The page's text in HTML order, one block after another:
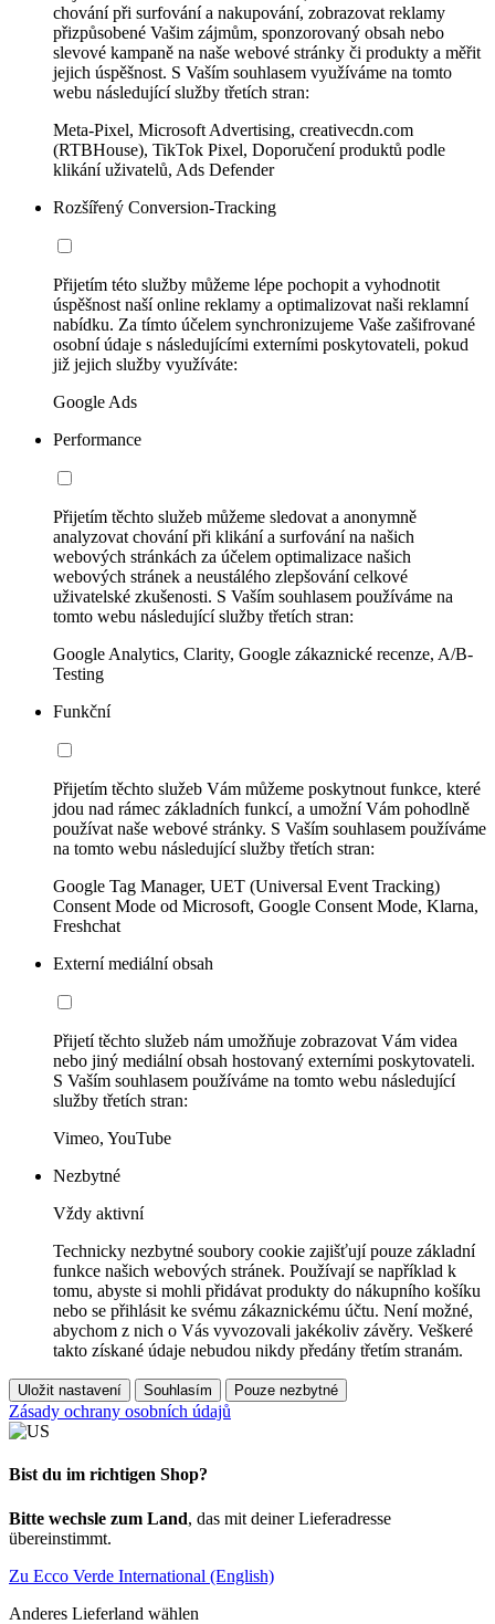
chování při surfování a nakupování, zobrazovat reklamy
přizpůsobené Vašim zájmům, sponzorovaný obsah nebo
slevové kampaně na naše webové stránky či produkty a měřit
jejich úspěšnost. S Vaším souhlasem využíváme na tomto
webu následující služby třetích stran:
Meta-Pixel, Microsoft Advertising, creativecdn.com
(RTBHouse), TikTok Pixel, Doporučení produktů podle
klikání uživatelů, Ads Defender
Rozšířený Conversion-Tracking
Přijetím této služby můžeme lépe pochopit a vyhodnotit
úspěšnost naší online reklamy a optimalizovat naši reklamní
nabídku. Za tímto účelem synchronizujeme Vaše zašifrované
osobní údaje s následujícími externími poskytovateli, pokud
již jejich služby využíváte:
Google Ads
Performance
Přijetím těchto služeb můžeme sledovat a anonymně
analyzovat chování při klikání a surfování na našich
webových stránkách za účelem optimalizace našich
webových stránek a neustálého zlepšování celkové
uživatelské zkušenosti. S Vaším souhlasem používáme na
tomto webu následující služby třetích stran:
Google Analytics, Clarity, Google zákaznické recenze, A/B-
Testing
Funkční
Přijetím těchto služeb Vám můžeme poskytnout funkce, které
jdou nad rámec základních funkcí, a umožní Vám pohodlně
používat naše webové stránky. S Vaším souhlasem používáme
na tomto webu následující služby třetích stran:
Google Tag Manager, UET (Universal Event Tracking)
Consent Mode od Microsoft, Google Consent Mode, Klarna,
Freshchat
Externí mediální obsah
Přijetí těchto služeb nám umožňuje zobrazovat Vám videa
nebo jiný mediální obsah hostovaný externími poskytovateli.
S Vaším souhlasem používáme na tomto webu následující
služby třetích stran:
Vimeo, YouTube
Nezbytné
Vždy aktivní
Technicky nezbytné soubory cookie zajišťují pouze základní
funkce našich webových stránek. Používají se například k
tomu, abyste si mohli přidávat produkty do nákupního košíku
nebo se přihlásit ke svému zákaznickému účtu. Není možné,
abychom z nich o Vás vyvozovali jakékoliv závěry. Veškeré
takto získané údaje nebudou nikdy předány třetím stranám.
Uložit nastavení Souhlasím Pouze nezbytné
Zásady ochrany osobních údajů
Bist du im richtigen Shop?
Bitte wechsle zum Land, das mit deiner Lieferadresse
übereinstimmt.
Zu Ecco Verde International (English)
Anderes Lieferland wählen